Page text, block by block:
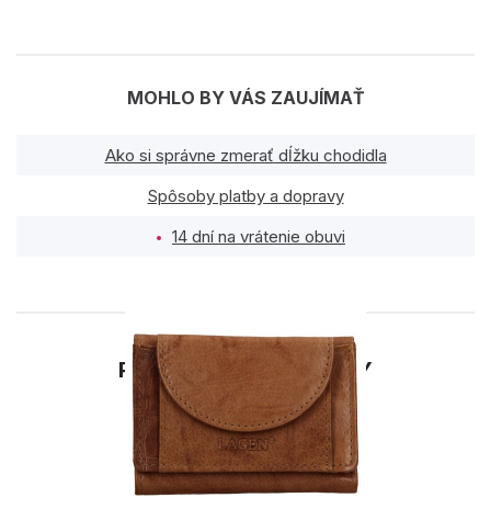
MOHLO BY VÁS ZAUJÍMAŤ
Ako si správne zmerať dĺžku chodidla
Spôsoby platby a dopravy
14 dní na vrátenie obuvi
PODOBNÉ PRODUKTY